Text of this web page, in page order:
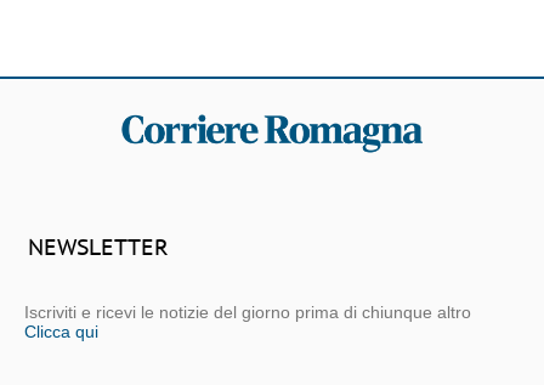
NEWSLETTER
Iscriviti e ricevi le notizie del giorno prima di chiunque altro
Clicca qui